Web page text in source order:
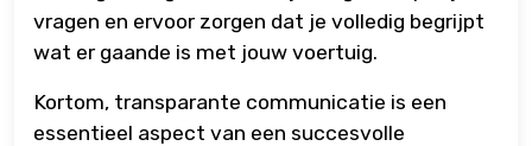
vragen en ervoor zorgen dat je volledig begrijpt
wat er gaande is met jouw voertuig.
Kortom, transparante communicatie is een
essentieel aspect van een succesvolle